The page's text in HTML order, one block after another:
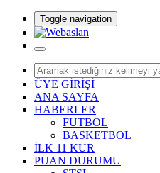
Toggle navigation
ÜYE GİRİŞİ
ANA SAYFA
HABERLER
FUTBOL
BASKETBOL
İLK 11 KUR
PUAN DURUMU